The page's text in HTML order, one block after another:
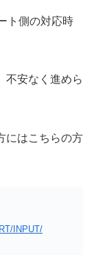
ト側の対応時
不安なく進めら
にはこちらの方
INPUT/